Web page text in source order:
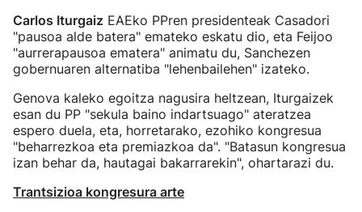
Carlos Iturgaiz EAEko PPren presidenteak Casadori
"pausoa alde batera" emateko eskatu dio, eta Feijoo
"aurrerapausoa ematera" animatu du, Sanchezen
gobernuaren alternatiba "lehenbailehen" izateko.
Genova kaleko egoitza nagusira heltzean, Iturgaizek
esan du PP "sekula baino indartsuago" ateratzea
espero duela, eta, horretarako, ezohiko kongresua
"beharrezkoa eta premiazkoa da". "Batasun kongresua
izan behar da, hautagai bakarrarekin", ohartarazi du.
Trantsizioa kongresura arte